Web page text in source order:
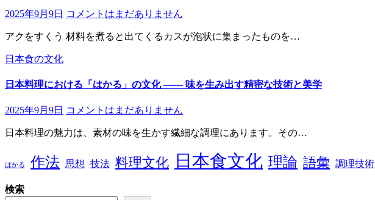
2025年9月9日 コメントはまだありません
アクをすくう 材料を煮ると出てくるカスが泡状に集まったものを…
日本食の文化
日本料理における「はかる」の文化 ―― 味を生み出す精密な技術と美学
2025年9月9日 コメントはまだありません
日本料理の魅力は、素材の味を生かす繊細な調理にあります。その…
はかる 作法 思想 技法 料理文化 日本食文化 理論 語彙 調理技術
検索